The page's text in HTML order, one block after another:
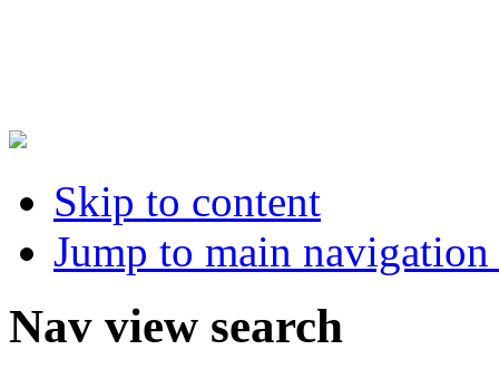
Skip to content
Jump to main
Nav view search